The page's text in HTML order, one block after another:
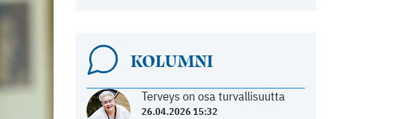
KOLUMNI
Terveys on osa turvallisuutta
26.04.2026 15:32